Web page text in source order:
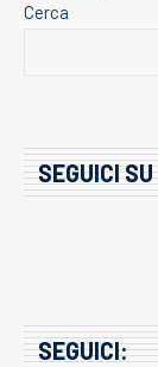
Cerca
SEGUICI SU
SEGUICI: